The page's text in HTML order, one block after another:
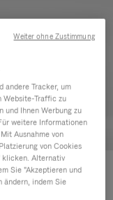
- Leder Rucksack
andere Tracker, um
Website-Traffic zu
und Ihnen Werbung zu
weitere Informationen
Ausnahme von
von Cookies
klicken. Alternativ
Sie "Akzeptieren und
indem Sie
Weiter ohne Zustimmung